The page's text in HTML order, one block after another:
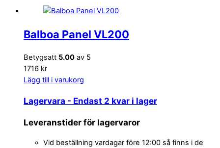
Balboa Panel VL200
Betygsatt 5.00 av 5
1716 kr
Lägg till i varukorg
Lagervara - Endast 2 kvar i lager
Leveranstider för lagervaror
Vid beställning vardagar före 12:00 så finns i de